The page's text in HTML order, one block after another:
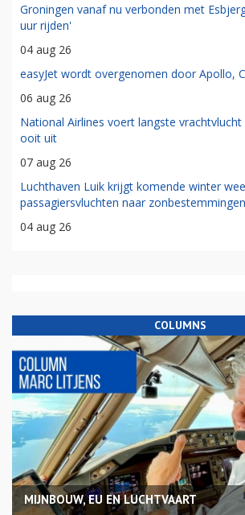
Groningen vanaf nu verbonden met
uur rijden'
04 aug 26
easyJet wordt overgenomen door Apollo,
06 aug 26
National Airlines voert langste
ooit uit
07 aug 26
Luchthaven Luik krijgt komende winter
passagiersvluchten naar zonbestemmingen
04 aug 26
COLUMNS
MIJNBOUW, EU EN LUCHTVAART